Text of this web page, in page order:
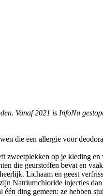
Vanaf 2021 is InfoNu
die een allergie voor
zweetplekken op je kleding
die geurstoffen bevat en
Lichaam en geest
Natriumchloride injecties
één ding gemeen: ze hebben